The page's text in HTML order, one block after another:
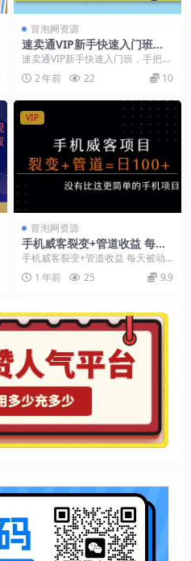
冒泡网资源
速卖通VIP新手快速入门班，
手把手教你在速卖通快速开店
速卖通VIP新手快速入门班，手把手
教你在速卖通快速开店 课程内容：
2-速卖通首...
2 年前 22 10
VIP
冒泡网资源
手机威客裂变+管道收益 每天
被动收益至少100+
手机威客裂变+管道收益 每天被动
收益至少100+ 一、项目介绍 今天
这个项目，但...
1 年前 25 9.9